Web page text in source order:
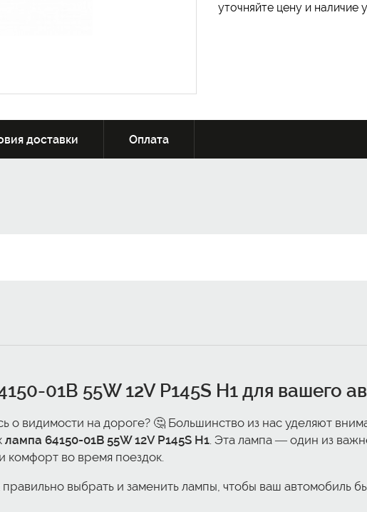
уточняйте цену и наличие
доставки Оплата
01B 55W 12V P145S H1 для вашего
о видимости на дороге? 🤔 Большинство из нас уделяют
лампа 64150-01B 55W 12V P145S H1. Эта лампа — один из
комфорт во время поездок.
правильно выбрать и заменить лампы, чтобы ваш автомобиль